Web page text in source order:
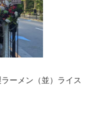
ーメン（並）ライス